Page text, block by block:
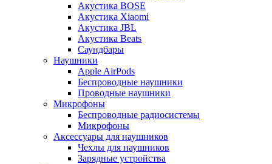
Акустика BOSE
Акустика Xiaomi
Акустика JBL
Акустика Beats
Саундбары
Наушники
Apple AirPods
Беспроводные наушники
Проводные наушники
Микрофоны
Беспроводные радиосистемы
Микрофоны
Аксессуары для наушников
Чехлы для наушников
Зарядные устройства